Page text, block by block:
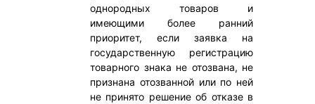
однородных товаров и
имеющими более ранний
приоритет, если заявка на
государственную регистрацию
товарного знака не отозвана, не
признана отозванной или по ней
не принято решение об отказе в